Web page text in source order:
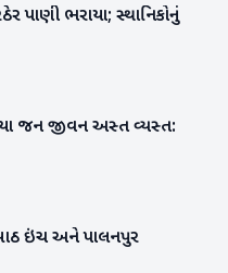
પાણી ભરાયા; સ્થાનિકોનું
જન જીવન અસ્ત વ્યસ્ત:
આઠ ઇંચ અને પાલનપુર